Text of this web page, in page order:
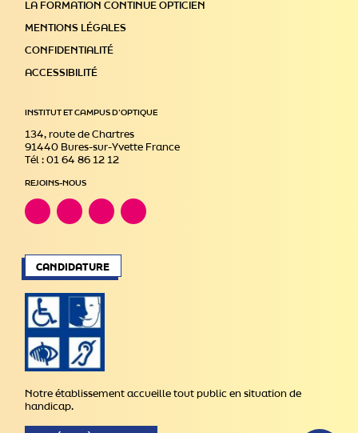
LA FORMATION CONTINUE OPTICIEN
MENTIONS LÉGALES
CONFIDENTIALITÉ
ACCESSIBILITÉ
INSTITUT ET CAMPUS D’OPTIQUE
134, route de Chartres
91440 Bures-sur-Yvette France
Tél : 01 64 86 12 12
REJOINS-NOUS
CANDIDATURE
Notre établissement accueille tout public en situation de
handicap.